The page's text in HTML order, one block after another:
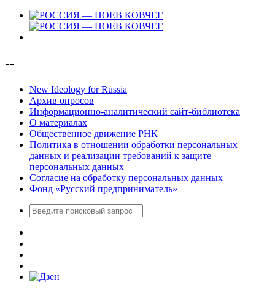
--
New Ideology for Russia
Архив опросов
Информационно-аналитический сайт-библиотека
О материалах
Общественное движение РНК
Политика в отношении обработки персональных
данных и реализации требований к защите
персональных данных
Согласие на обработку персональных данных
Фонд «Русский предприниматель»